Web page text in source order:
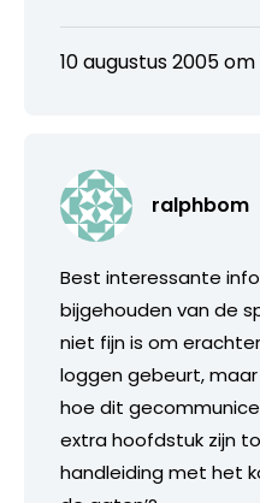
10 augustus 2005 om
ralphbom
Best interessante
bijgehouden van de
niet fijn is om
loggen gebeurt,
hoe dit
extra hoofdstuk zijn
handleiding met het